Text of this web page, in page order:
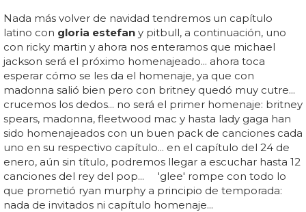
Nada más volver de navidad tendremos un capítulo
latino con gloria estefan y pitbull, a continuación, uno
con ricky martin y ahora nos enteramos que michael
jackson será el próximo homenajeado... ahora toca
esperar cómo se les da el homenaje, ya que con
madonna salió bien pero con britney quedó muy cutre...
crucemos los dedos... no será el primer homenaje: britney
spears, madonna, fleetwood mac y hasta lady gaga han
sido homenajeados con un buen pack de canciones cada
uno en su respectivo capítulo... en el capítulo del 24 de
enero, aún sin título, podremos llegar a escuchar hasta 12
canciones del rey del pop... 'glee' rompe con todo lo
que prometió ryan murphy a principio de temporada:
nada de invitados ni capítulo homenaje...